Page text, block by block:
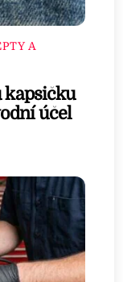
A
kapsičku
účel